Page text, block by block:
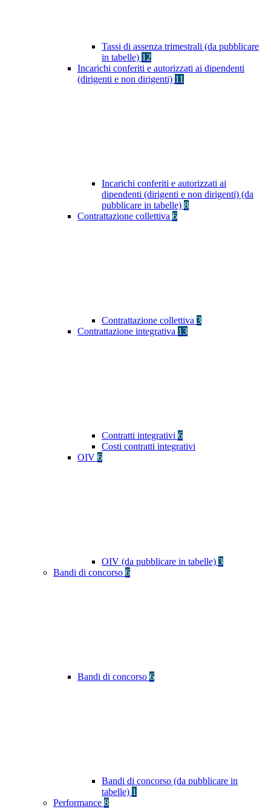
Tassi di assenza trimestrali (da pubblicare
in tabelle) 12
Incarichi conferiti e autorizzati ai dipendenti
(dirigenti e non dirigenti) 11
Incarichi conferiti e autorizzati ai
dipendenti (dirigenti e non dirigenti) (da
pubblicare in tabelle) 8
Contrattazione collettiva 6
Contrattazione collettiva 3
Contrattazione integrativa 13
Contratti integrativi 6
Costi contratti integrativi
OIV 6
OIV (da pubblicare in tabelle) 3
Bandi di concorso 6
Bandi di concorso 6
Bandi di concorso (da pubblicare in
tabelle) 1
Performance 8